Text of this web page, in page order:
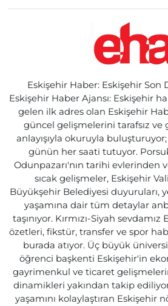
Eskişehir Haber: Eskişehir Son
Eskişehir Haber Ajansı: Eskişehir
gelen ilk adres olan Eskişehir
güncel gelişmelerini tarafsız ve
anlayışıyla okuruyla
günün her saati tutuyor. Porsuk
Odunpazarı'nın tarihi evlerinden
sıcak gelişmeler, Eskişehir
Büyükşehir Belediyesi duyuruları,
yaşamına dair tüm detaylar
taşınıyor. Kırmızı-Siyah
özetleri, fikstür, transfer ve spor
burada atıyor. Üç büyük
öğrenci başkenti Eskişehir'in
gayrimenkul ve ticaret
dinamikleri yakından takip
yaşamını kolaylaştıran Eskişehir